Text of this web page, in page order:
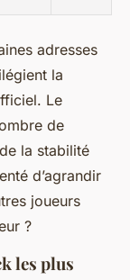
adresses
la
Le
de
la stabilité
d’agrandir
joueurs
?
les plus